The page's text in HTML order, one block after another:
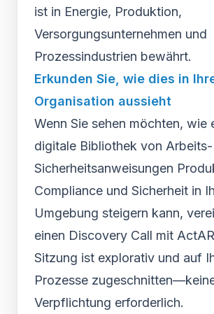
ist in Energie, Produktion,
Versorgungsunternehmen und
Prozessindustrien bewährt.
Erkunden Sie, wie dies in
Organisation aussieht
Wenn Sie sehen möchten, wie
digitale Bibliothek von
Sicherheitsanweisungen
Compliance und Sicherheit in
Umgebung steigern kann,
einen Discovery Call mit
Sitzung ist explorativ und auf
Prozesse
Verpflichtung erforderlich.